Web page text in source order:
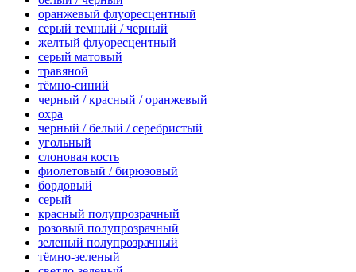
оранжевый флуоресцентный
серый темный / черный
желтый флуоресцентный
серый матовый
травяной
тёмно-синий
черный / красный / оранжевый
охра
черный / белый / серебристый
угольный
слоновая кость
фиолетовый / бирюзовый
бордовый
серый
красный полупрозрачный
розовый полупрозрачный
зеленый полупрозрачный
тёмно-зеленый